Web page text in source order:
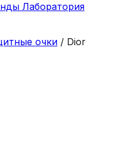
Лаборатория
очки / Dior